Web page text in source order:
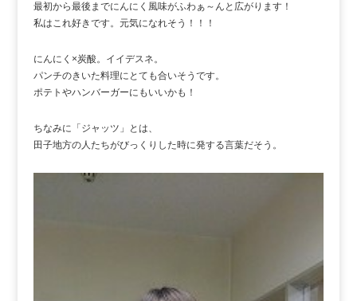
最初から最後までにんにく風味がふわぁ～んと広がります！
私はこれ好きです。元気になれそう！！！
にんにく×炭酸。イイデスネ。
パンチのきいた料理にとても合いそうです。
ポテトやハンバーガーにもいいかも！
ちなみに「ジャッツ」とは、
田子地方の人たちがびっくりした時に発する言葉だそう。